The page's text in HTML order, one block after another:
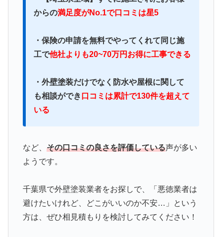
からの満足度がNo.1で口コミは星5
・保険の申請を無料でやってくれて同じ施
工で他社よりも20~70万円お得に工事できる
・外壁塗装だけでなく防水や屋根に関して
も相談ができ 口コミは累計で130件を超えて
いる
など、 その口コミの良さを評価している声が多い
ようです。
千葉県で外壁塗装業者をお探しで、「悪徳業者は
避けたいけれど、どこがいいのか不安…」という
方は、ぜひ相見積もりを検討してみてください！